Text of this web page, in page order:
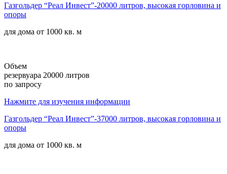
Газгольдер “Реал Инвест”-20000 литров, высокая горловина и
опоры
для дома от 1000 кв. м
Объем
резервуара 20000 литров
по запросу
Нажмите для изучения информации
Газгольдер “Реал Инвест”-37000 литров, высокая горловина и
опоры
для дома от 1000 кв. м